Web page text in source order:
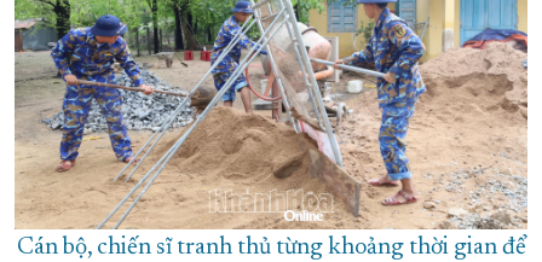
Cán bộ, chiến sĩ tranh thủ từng khoảng thời gian để